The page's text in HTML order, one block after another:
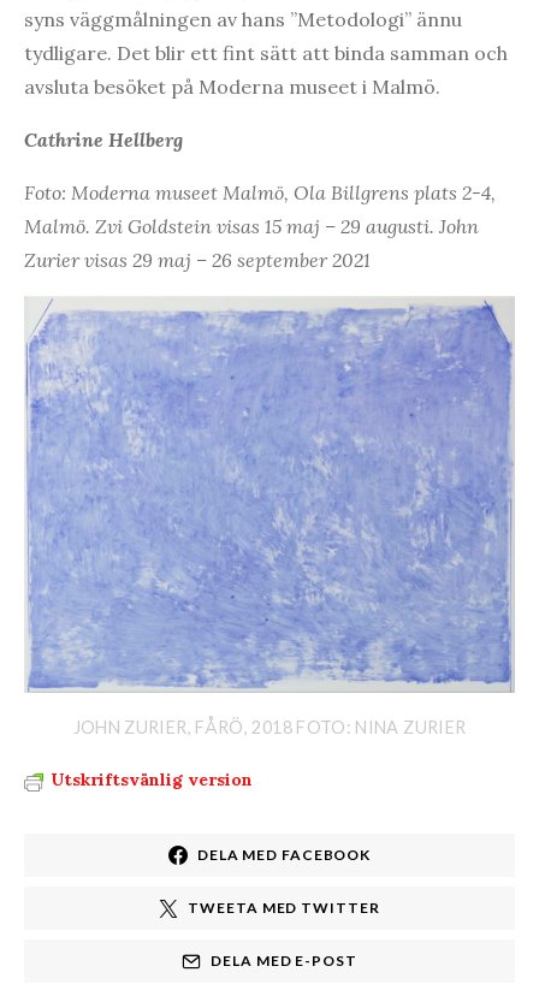
syns väggmålningen av hans ”Metodologi” ännu
tydligare. Det blir ett fint sätt att binda samman och
avsluta besöket på Moderna museet i Malmö.
Cathrine Hellberg
Foto: Moderna museet Malmö, Ola Billgrens plats 2-4,
Malmö. Zvi Goldstein visas 15 maj – 29 augusti. John
Zurier visas 29 maj – 26 september 2021
JOHN ZURIER, FÅRÖ, 2018 FOTO: NINA ZURIER
Utskriftsvänlig version
DELA MED FACEBOOK
TWEETA MED TWITTER
DELA MED E-POST